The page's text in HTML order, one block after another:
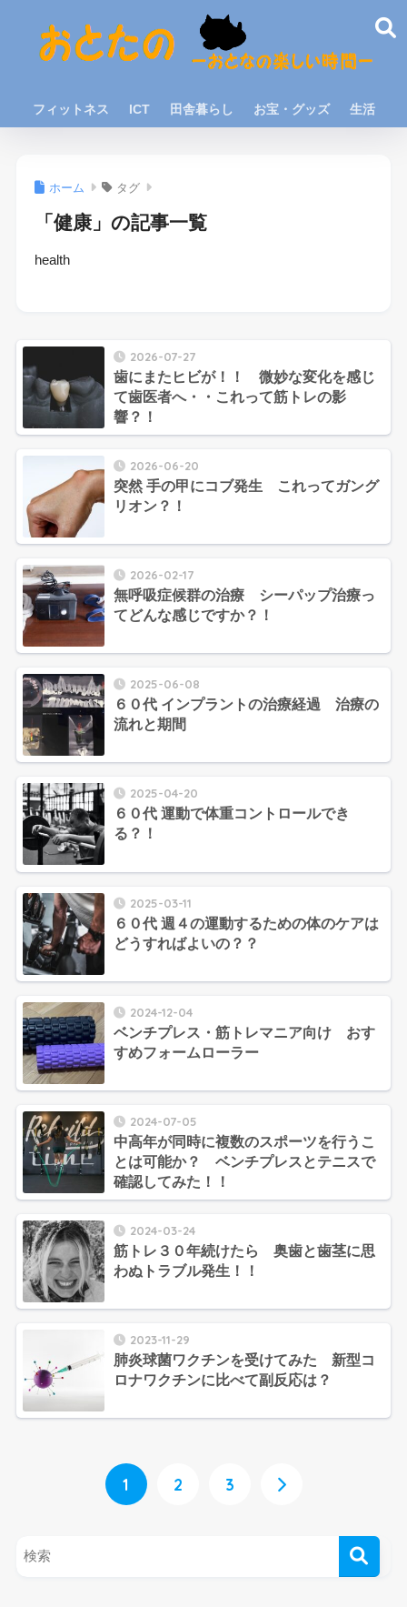
フィットネス ICT 田舎暮らし お宝・グッズ 生活
ホーム タグ
「健康」の記事一覧
health
2026-07-27
歯にまたヒビが！！ 微妙な変化を感じ
て歯医者へ・・これって筋トレの影
響？！
2026-06-20
突然 手の甲にコブ発生 これってガング
リオン？！
2026-02-17
無呼吸症候群の治療 シーパップ治療っ
てどんな感じですか？！
2025-06-08
６０代 インプラントの治療経過 治療の
流れと期間
2025-04-20
６０代 運動で体重コントロールでき
る？！
2025-03-11
６０代 週４の運動するための体のケアは
どうすればよいの？？
2024-12-04
ベンチプレス・筋トレマニア向け おす
すめフォームローラー
2024-07-05
中高年が同時に複数のスポーツを行うこ
とは可能か？ ベンチプレスとテニスで
確認してみた！！
2024-03-24
筋トレ３０年続けたら 奥歯と歯茎に思
わぬトラブル発生！！
2023-11-29
肺炎球菌ワクチンを受けてみた 新型コ
ロナワクチンに比べて副反応は？
1 2 3